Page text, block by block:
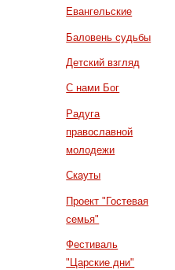
Евангельские
Баловень судьбы
Детский взгляд
С нами Бог
Радуга
православной
молодежи
Скауты
Проект "Гостевая
семья"
Фестиваль
"Царские дни"